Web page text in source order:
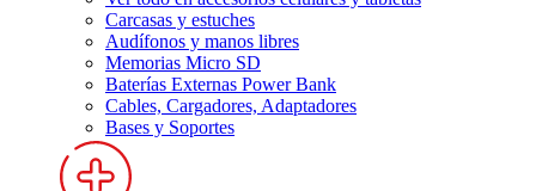
Carcasas y estuches
Audífonos y manos libres
Memorias Micro SD
Baterías Externas Power Bank
Cables, Cargadores, Adaptadores
Bases y Soportes